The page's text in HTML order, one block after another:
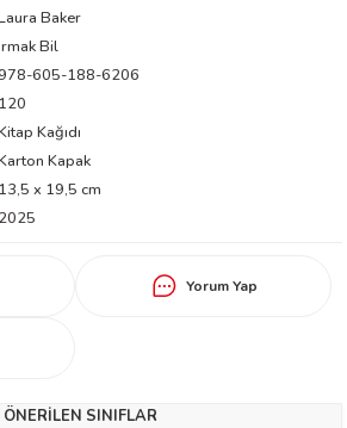
Baker
Bil
605-188-6206
120
Kağıdı
Kapak
13,5 x 19,5 cm
2025
Yorum Yap
ÖNERİLEN SINIFLAR